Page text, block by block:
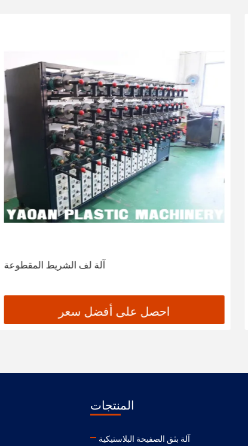
آلة لف الشريط المقطوعة
احصل على أفضل سعر
المنتجات
آلة بثق الصفيحة البلاستيكية